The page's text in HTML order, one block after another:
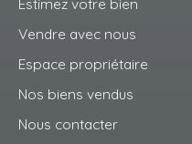
Estimez votre bien
Vendre avec nous
Espace propriétaire
Nos biens vendus
Nous contacter